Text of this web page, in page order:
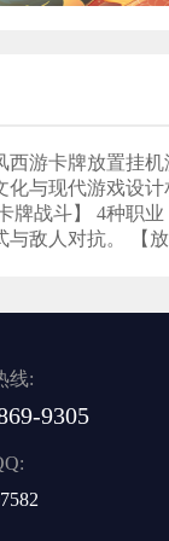
西游卡牌放置挂
化与现代游戏设
牌战斗】 4种职
与敌人对抗。 【
线:
9305